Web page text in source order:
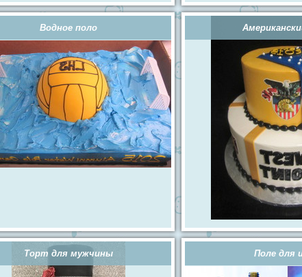
Водное поло
Торт для мужчины Поле для